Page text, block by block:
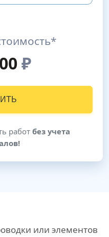
₽
работ без учета
или элементов